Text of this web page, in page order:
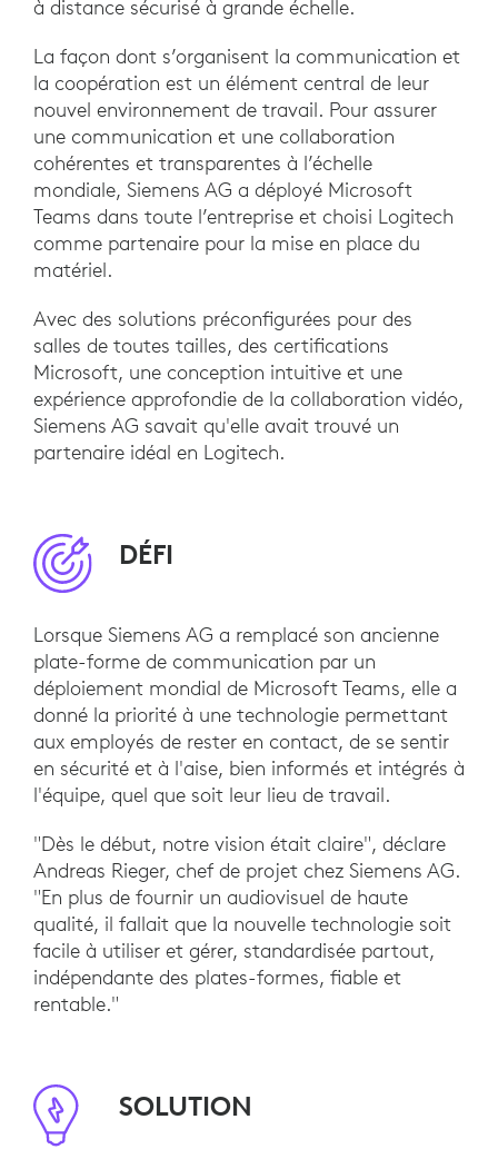
à distance sécurisé à grande échelle.
La façon dont s’organisent la communication et
la coopération est un élément central de leur
nouvel environnement de travail. Pour assurer
une communication et une collaboration
cohérentes et transparentes à l’échelle
mondiale, Siemens AG a déployé Microsoft
Teams dans toute l’entreprise et choisi Logitech
comme partenaire pour la mise en place du
matériel.
Avec des solutions préconfigurées pour des
salles de toutes tailles, des certifications
Microsoft, une conception intuitive et une
expérience approfondie de la collaboration vidéo,
Siemens AG savait qu'elle avait trouvé un
partenaire idéal en Logitech.
DÉFI
Lorsque Siemens AG a remplacé son ancienne
plate-forme de communication par un
déploiement mondial de Microsoft Teams, elle a
donné la priorité à une technologie permettant
aux employés de rester en contact, de se sentir
en sécurité et à l'aise, bien informés et intégrés à
l'équipe, quel que soit leur lieu de travail.
"Dès le début, notre vision était claire", déclare
Andreas Rieger, chef de projet chez Siemens AG.
"En plus de fournir un audiovisuel de haute
qualité, il fallait que la nouvelle technologie soit
facile à utiliser et gérer, standardisée partout,
indépendante des plates-formes, fiable et
rentable."
SOLUTION